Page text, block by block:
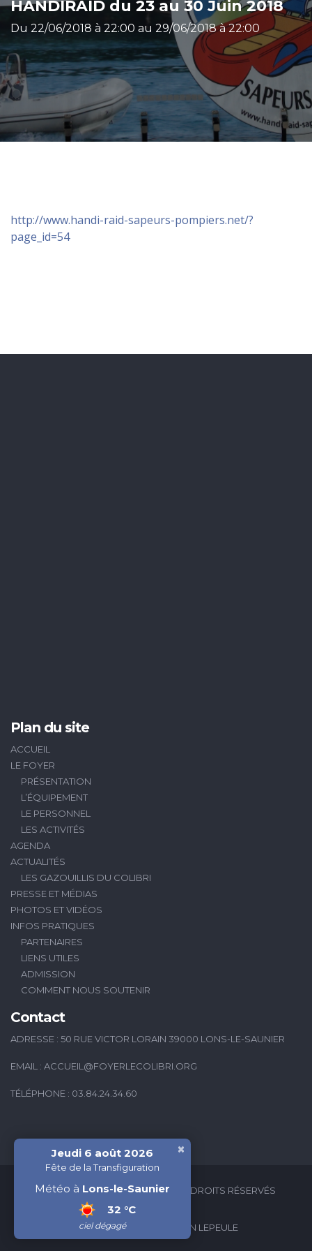
HANDIRAID du 23 au 30 Juin 2018
Du 22/06/2018 à 22:00 au 29/06/2018 à 22:00
http://www.handi-raid-sapeurs-pompiers.net/?
page_id=54
Plan du site
ACCUEIL
LE FOYER
PRÉSENTATION
L’ÉQUIPEMENT
LE PERSONNEL
LES ACTIVITÉS
AGENDA
ACTUALITÉS
LES GAZOUILLIS DU COLIBRI
PRESSE ET MÉDIAS
PHOTOS ET VIDÉOS
INFOS PRATIQUES
PARTENAIRES
LIENS UTILES
ADMISSION
COMMENT NOUS SOUTENIR
Contact
ADRESSE : 50 RUE VICTOR LORAIN 39000 LONS-LE-SAUNIER
EMAIL : ACCUEIL@FOYERLECOLIBRI.ORG
TÉLÉPHONE : 03.84.24.34.60
2026 © FOYER LE COLIBRI - TOUS DROITS RÉSERVÉS
CRÉATION WEB : VALÉRIAN LEPEULE
Jeudi 6 août 2026
Fête de la Transfiguration
Météo à Lons-le-Saunier
32 °C
ciel dégagé
×